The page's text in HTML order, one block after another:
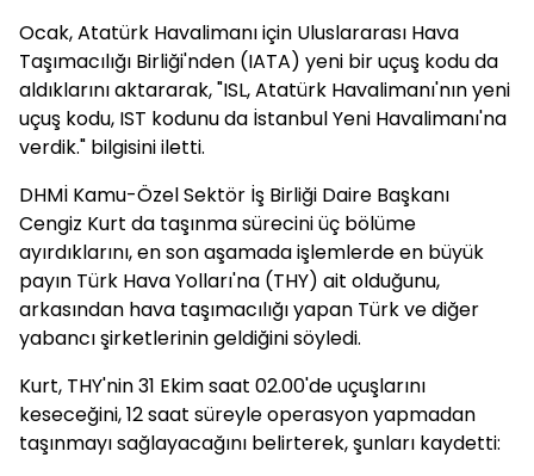
Ocak, Atatürk Havalimanı için Uluslararası Hava
Taşımacılığı Birliği'nden (IATA) yeni bir uçuş kodu da
aldıklarını aktararak, "ISL, Atatürk Havalimanı'nın yeni
uçuş kodu, IST kodunu da İstanbul Yeni Havalimanı'na
verdik." bilgisini iletti.
DHMİ Kamu-Özel Sektör İş Birliği Daire Başkanı
Cengiz Kurt da taşınma sürecini üç bölüme
ayırdıklarını, en son aşamada işlemlerde en büyük
payın Türk Hava Yolları'na (THY) ait olduğunu,
arkasından hava taşımacılığı yapan Türk ve diğer
yabancı şirketlerinin geldiğini söyledi.
Kurt, THY'nin 31 Ekim saat 02.00'de uçuşlarını
keseceğini, 12 saat süreyle operasyon yapmadan
taşınmayı sağlayacağını belirterek, şunları kaydetti: